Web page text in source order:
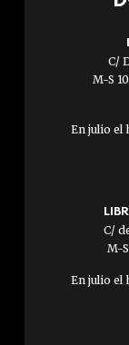
C/
M-S
En julio el
C/
M-
En julio el